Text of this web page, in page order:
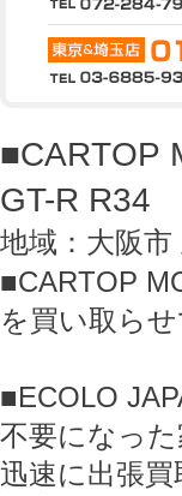
■CARTOP
GT-R R34
地域：大阪市
■CARTOP
を買い取らせ
■ECOLO
不要になっ
迅速に出張買